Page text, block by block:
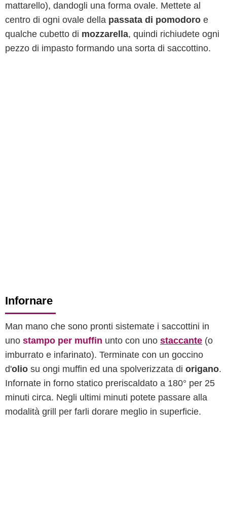
mattarello), dandogli una forma ovale. Mettete al
centro di ogni ovale della passata di pomodoro e
qualche cubetto di mozzarella, quindi richiudete ogni
pezzo di impasto formando una sorta di saccottino.
Infornare
Man mano che sono pronti sistemate i saccottini in
uno stampo per muffin unto con uno staccante (o
imburrato e infarinato). Terminate con un goccino
d'olio su ongi muffin ed una spolverizzata di origano.
Infornate in forno statico preriscaldato a 180° per 25
minuti circa. Negli ultimi minuti potete passare alla
modalità grill per farli dorare meglio in superficie.